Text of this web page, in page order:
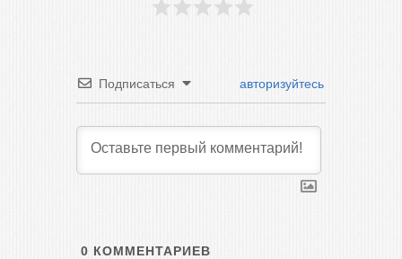
Подписаться авторизуйтесь
0 КОММЕНТАРИЕВ